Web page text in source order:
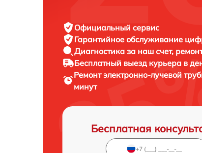
Официальный сервис
Гарантийное обслуживание
Диагностика за наш счет,
Бесплатный выезд курьера в
Ремонт электронно-лучевой
минут
Бесплатная